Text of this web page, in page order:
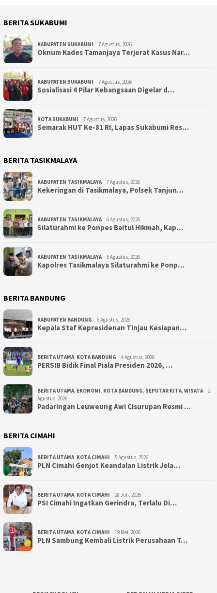
BERITA SUKABUMI
KABUPATEN SUKABUMI 7 Agustus, 2026
Oknum Kades Tamanjaya Terjerat Kasus Nar…
KABUPATEN SUKABUMI 7 Agustus, 2026
Sosialisasi 4 Pilar Kebangsaan Digelar d…
KOTA SUKABUMI 7 Agustus, 2026
Semarak HUT Ke-81 RI, Lapas Sukabumi Res…
BERITA TASIKMALAYA
KABUPATEN TASIKMALAYA 7 Agustus, 2026
Kekeringan di Tasikmalaya, Polsek Tanjun…
KABUPATEN TASIKMALAYA 6 Agustus, 2026
Silaturahmi ke Ponpes Baitul Hikmah, Kap…
KABUPATEN TASIKMALAYA 5 Agustus, 2026
Kapolres Tasikmalaya Silaturahmi ke Ponp…
BERITA BANDUNG
KABUPATEN BANDUNG 6 Agustus, 2026
Kepala Staf Kepresidenan Tinjau Kesiapan…
BERITA UTAMA, KOTA BANDUNG 4 Agustus, 2026
PERSIB Bidik Final Piala Presiden 2026, …
BERITA UTAMA, EKONOMI, KOTA BANDUNG, SEPUTAR KITA, WISATA
2
Agustus, 2026
Padaringan Leuweung Awi Cisurupan Resmi …
BERITA CIMAHI
BERITA UTAMA, KOTA CIMAHI 5 Agustus, 2026
PLN Cimahi Genjot Keandalan Listrik Jela…
BERITA UTAMA, KOTA CIMAHI 28 Juli, 2026
PSI Cimahi Ingatkan Gerindra, Terlalu Di…
BERITA UTAMA, KOTA CIMAHI 19 Mei, 2026
PLN Sambung Kembali Listrik Perusahaan T…